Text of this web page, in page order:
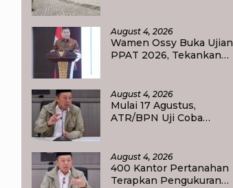
August 4, 2026
Wamen Ossy Buka Ujian
PPAT 2026, Tekankan
dalam Layanan
Pertanahan
August 4, 2026
Mulai 17 Agustus,
ATR/BPN Uji Coba
di 15 Kantor Pertanahan
August 4, 2026
400 Kantor Pertanahan
Terapkan Pengukuran